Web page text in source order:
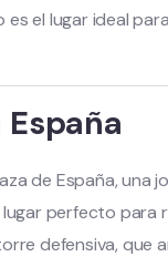
el lugar ideal
de España,
perfecto
defensiva, que